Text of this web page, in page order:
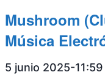
Mushroom
Música
5 junio 2025-11:59